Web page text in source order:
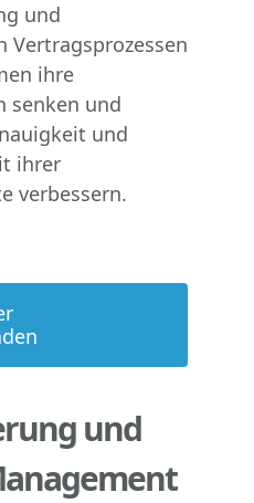
und
Vertragsprozessen
ihre
senken und
und
ihrer
verbessern.
und